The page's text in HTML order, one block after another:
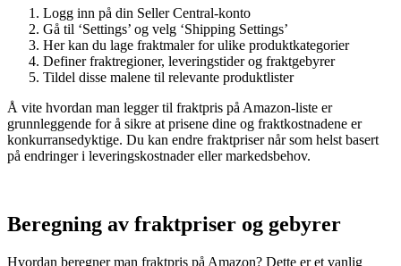
Logg inn på din Seller Central-konto
Gå til ‘Settings’ og velg ‘Shipping Settings’
Her kan du lage fraktmaler for ulike produktkategorier
Definer fraktregioner, leveringstider og fraktgebyrer
Tildel disse malene til relevante produktlister
Å vite hvordan man legger til fraktpris på Amazon-liste er
grunnleggende for å sikre at prisene dine og fraktkostnadene er
konkurransedyktige. Du kan endre fraktpriser når som helst basert
på endringer i leveringskostnader eller markedsbehov.
Beregning av fraktpriser og gebyrer
Hvordan beregner man fraktpris på Amazon? Dette er et vanlig